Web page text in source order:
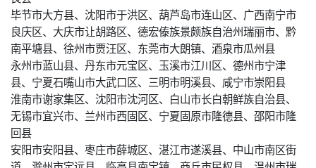
毕节市大方县、沈阳市于洪区、葫芦岛市连山区、广西南宁市
良庆区、大庆市让胡路区、德宏傣族景颇族自治州瑞丽市、黔
南平塘县、徐州市贾汪区、东莞市大朗镇、酒泉市瓜州县
永州市蓝山县、丹东市元宝区、玉溪市江川区、德州市宁津
县、宁夏石嘴山市大武口区、三明市明溪县、咸宁市崇阳县
淮南市谢家集区、沈阳市沈河区、白山市长白朝鲜族自治县、
无锡市宜兴市、兰州市西固区、宁夏固原市隆德县、邵阳市隆
回县
安阳市安阳县、枣庄市薛城区、湛江市遂溪县、中山市南区街